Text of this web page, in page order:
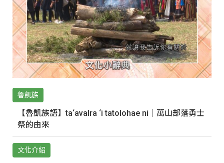
魯凱族
【魯凱族語】ta‘avalra ‘i tatolohae ni｜萬山部落勇士
祭的由來
文化介紹